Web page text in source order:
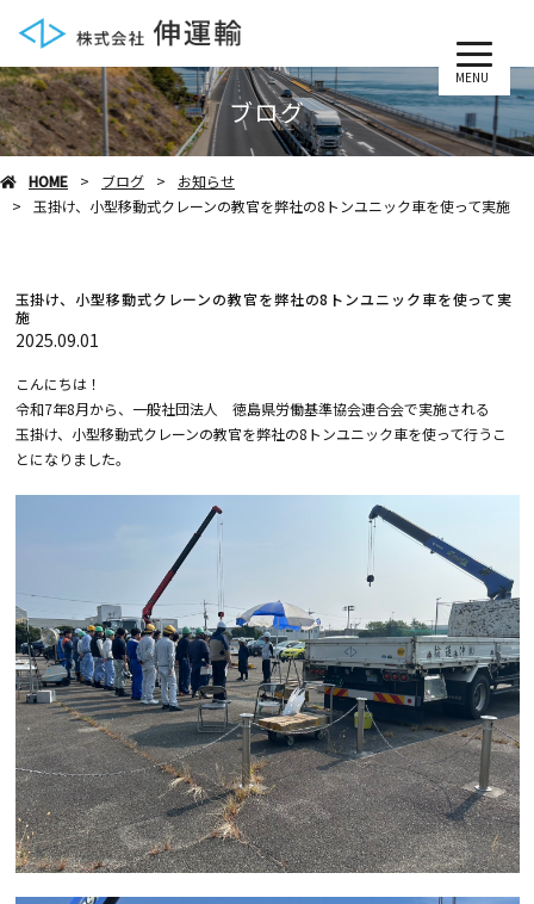
MENU
ブログ
HOME ブログ
お知らせ
玉掛け、小型移動式クレーンの教官を弊社の8トンユニック車を使って実施
玉掛け、小型移動式クレーンの教官を弊社の8トンユニック車を使って実
施
2025.09.01
こんにちは！
令和7年8月から、一般社団法人 徳島県労働基準協会連合会で実施される
玉掛け、小型移動式クレーンの教官を弊社の8トンユニック車を使って行うこ
とになりました。